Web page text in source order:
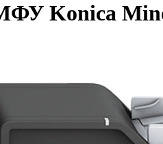
Konica